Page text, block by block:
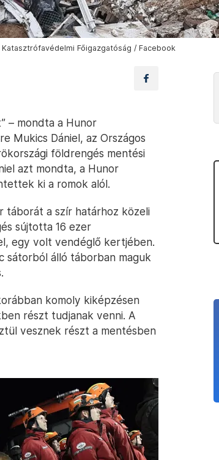
Főigazgatóság / Facebook
– mondta a Hunor
Mukics Dániel, az Országos
földrengés mentési
azt mondta, a Hunor
ki a romok alól.
táborát a szír határhoz közeli
sújtotta 16 ezer
egy volt vendéglő kertjében.
sátorból álló táborban maguk
komoly kiképzésen
részt tudjanak venni. A
vesznek részt a mentésben